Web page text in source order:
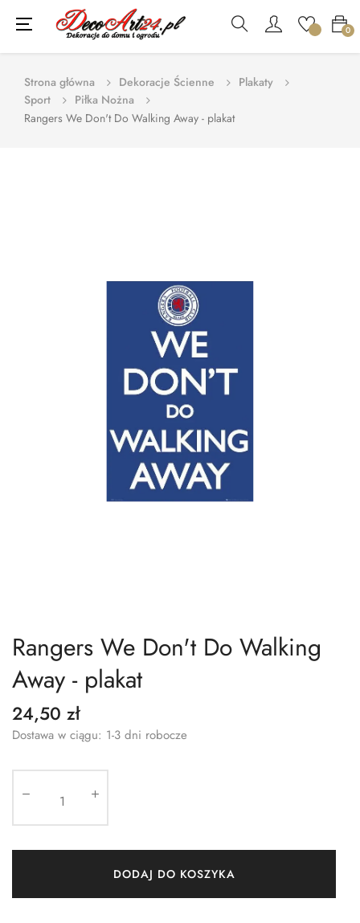
0
Toggle
navigation
☰
Strona główna Dekoracje Ścienne
Plakaty
Sport
Piłka Nożna
Rangers We Don't Do Walking Away - plakat
Rangers We Don't Do Walking
Away - plakat
24,50 zł
Dostawa w ciągu: 1-3 dni robocze
DODAJ DO KOSZYKA